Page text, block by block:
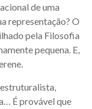
de uma
representação? O
pela Filosofia
pequena. E,
É provável que